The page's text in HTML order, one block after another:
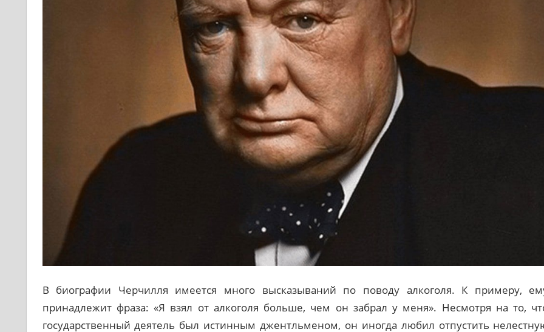
В биографии Черчилля имеется много высказываний по поводу алкоголя. К примеру,
принадлежит фраза: «Я взял от алкоголя больше, чем он забрал у меня». Несмотря на то,
государственный деятель был истинным джентльменом, он иногда любил отпустить